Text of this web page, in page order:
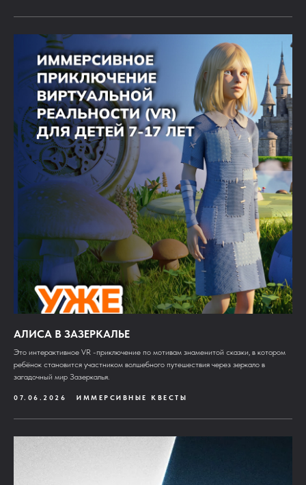
АЛИСА В ЗАЗЕРКАЛЬЕ
Это интерактивное VR -приключение по мотивам знаменитой сказки, в котором
ребёнок становится участником волшебного путешествия через зеркало в
загадочный мир Зазеркалья.
07.06.2026 ИММЕРСИВНЫЕ КВЕСТЫ